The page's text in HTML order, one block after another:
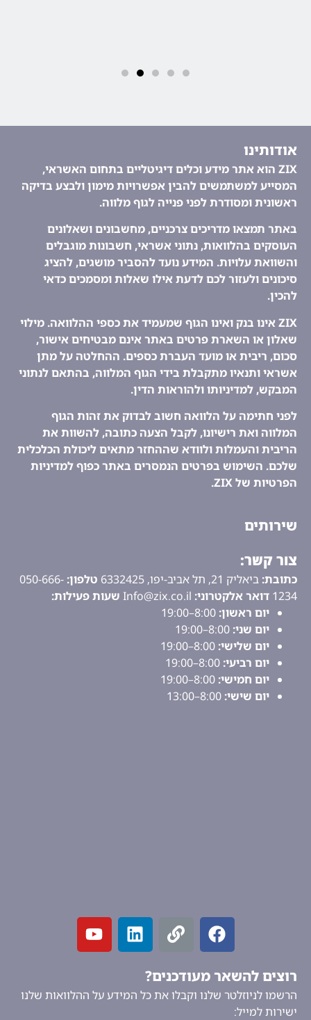
אודותינו
ZIX הוא אתר מידע וכלים דיגיטליים בתחום האשראי,
המסייע למשתמשים להבין אפשרויות מימון ולבצע בדיקה
ראשונית ומסודרת לפני פנייה לגוף מלווה.
באתר תמצאו מדריכים צרכניים, מחשבונים ושאלונים
העוסקים בהלוואות, נתוני אשראי, חשבונות מוגבלים
והשוואת עלויות. המידע נועד להסביר מושגים, להציג
סיכונים ולעזור לכם לדעת אילו שאלות ומסמכים כדאי
להכין.
ZIX אינו בנק ואינו הגוף שמעמיד את כספי ההלוואה. מילוי
שאלון או השארת פרטים באתר אינם מבטיחים אישור,
סכום, ריבית או מועד העברת כספים. ההחלטה על מתן
אשראי ותנאיו מתקבלת בידי הגוף המלווה, בהתאם לנתוני
המבקש, למדיניותו ולהוראות הדין.
לפני חתימה על הלוואה חשוב לבדוק את זהות הגוף
המלווה ואת רישיונו, לקבל הצעה כתובה, להשוות את
הריבית והעמלות ולוודא שההחזר מתאים ליכולת הכלכלית
שלכם. השימוש בפרטים הנמסרים באתר כפוף למדיניות
הפרטיות של ZIX.
שירותים
צור קשר:
כתובת:ביאליק 21, תל אביב-יפו, 6332425 טלפון: 050-666-
1234 דואר אלקטרוני:Info@zix.co.il
שעות פעילות:
יום ראשון:8:00–19:00
יום שני:8:00–19:00
יום שלישי:8:00–19:00
יום רביעי:8:00–19:00
יום חמישי:8:00–19:00
יום שישי:8:00–13:00
רוצים להשאר מעודכנים?
הרשמו לניוזלטר שלנו וקבלו את כל המידע על ההלוואות שלנו
ישירות למייל: